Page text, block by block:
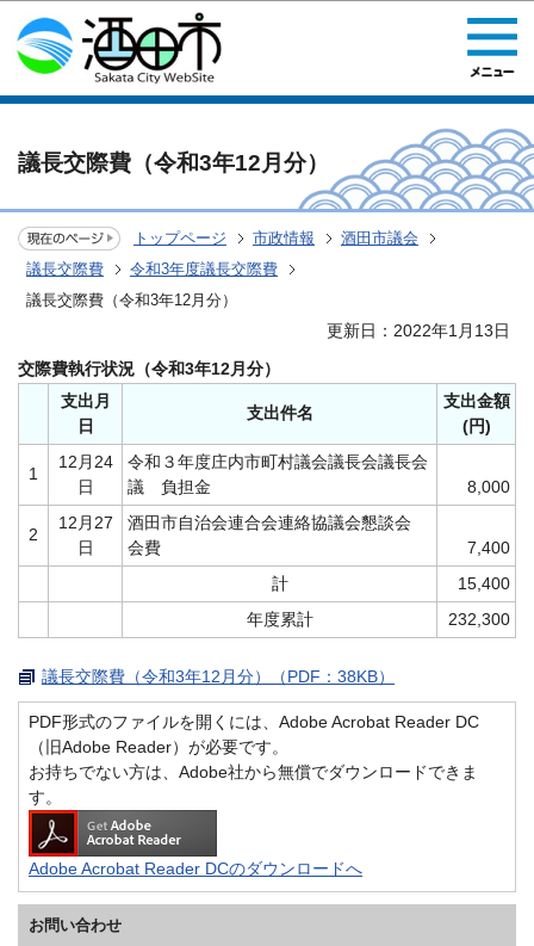
このページの本文へ移動
議長交際費（令和3年12月分）
トップページ 市政情報
酒田市議会
議長交際費
令和3年度議長交際費
議長交際費（令和3年12月分）
更新日：2022年1月13日
交際費執行状況（令和3年12月分）
支出月
日
支出件名
支出金額
(円)
1
12月24
日
令和３年度庄内市町村議会議長会議長会
議 負担金
8,000
2
12月27
日
酒田市自治会連合会連絡協議会懇談会
会費
7,400
計
15,400
年度累計
232,300
議長交際費（令和3年12月分）（PDF：38KB）
PDF形式のファイルを開くには、Adobe Acrobat Reader DC
（旧Adobe Reader）が必要です。
お持ちでない方は、Adobe社から無償でダウンロードできま
す。
Adobe Acrobat Reader DCのダウンロードへ
お問い合わせ